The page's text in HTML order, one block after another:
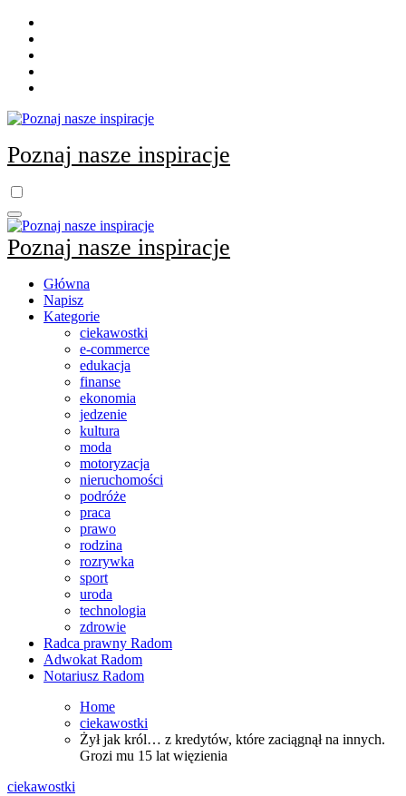
Skip
content
Poznaj nasze inspiracje
Poznaj nasze inspiracje
Główna
Napisz
Kategorie
ciekawostki
e-commerce
edukacja
finanse
ekonomia
jedzenie
kultura
moda
motoryzacja
nieruchomości
podróże
praca
prawo
rodzina
rozrywka
sport
uroda
technologia
zdrowie
Radca prawny Radom
Adwokat Radom
Notariusz Radom
Home
ciekawostki
Żył jak król… z kredytów, które zaciągnął na innych.
Grozi mu 15 lat więzienia
ciekawostki